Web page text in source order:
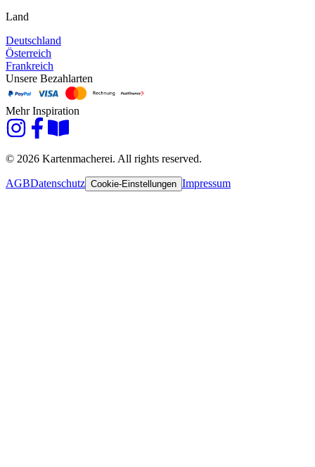
Land
Deutschland
Österreich
Frankreich
Unsere Bezahlarten
Mehr Inspiration
© 2026 Kartenmacherei. All rights reserved.
AGBDatenschutz Cookie-Einstellungen Impressum